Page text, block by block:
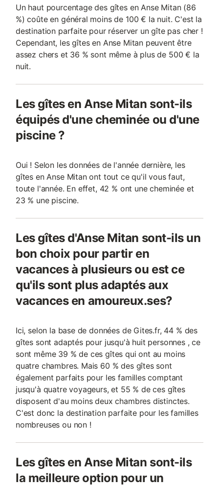
Un haut pourcentage des gîtes en Anse Mitan (86
%) coûte en général moins de 100 € la nuit. C'est la
destination parfaite pour réserver un gîte pas cher !
Cependant, les gîtes en Anse Mitan peuvent être
assez chers et 36 % sont même à plus de 500 € la
nuit.
Les gîtes en Anse Mitan sont-ils
équipés d'une cheminée ou d'une
piscine ?
Oui ! Selon les données de l'année dernière, les
gîtes en Anse Mitan ont tout ce qu'il vous faut,
toute l'année. En effet, 42 % ont une cheminée et
23 % une piscine.
Les gîtes d'Anse Mitan sont-ils un
bon choix pour partir en
vacances à plusieurs ou est ce
qu'ils sont plus adaptés aux
vacances en amoureux.ses?
Ici, selon la base de données de Gites.fr, 44 % des
gîtes sont adaptés pour jusqu'à huit personnes , ce
sont même 39 % de ces gîtes qui ont au moins
quatre chambres. Mais 60 % des gîtes sont
également parfaits pour les familles comptant
jusqu'à quatre voyageurs, et 55 % de ces gîtes
disposent d'au moins deux chambres distinctes.
C'est donc la destination parfaite pour les familles
nombreuses ou non !
Les gîtes en Anse Mitan sont-ils
la meilleure option pour un